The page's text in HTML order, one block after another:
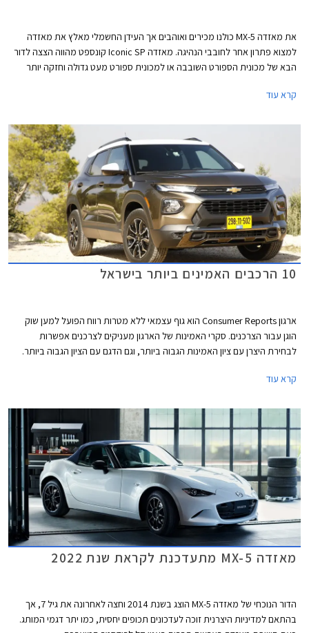
את מאזדה MX-5 כולנו מכירים ואוהבים אך העידן החשמלי מאלץ את מאזדה
למצוא פתרון אחר לחובבי הנהיגה. מאזדה Iconic SP קונספט מהווה הצצה לדור
הבא של מכונית הספורט השובבה או למכונית ספורט מעט גדולה וחזקה יותר
קרא עוד
10 הרכבים האמינים ביותר בישראל
ארגון Consumer Reports הוא גוף עצמאי ללא מטרות רווח הפועל למען שוק
הוגן עבור הצרכנים. סקרי האמינות של הארגון מעניקים לצרכנים אפשרות
לבחירת היצרן עם ציון האמינות הגבוה ביותר, וגם הדגם עם הציון הגבוה ביותר.
עבורכם את הדגמים שקיבלו את הציון הגבוה ביותר ונמכרים גם בישראל.
קרא עוד
מאזדה MX-5 מתעדכנת לקראת שנת 2022
הדור הנוכחי של מאזדה MX-5 הוצג בשנת 2014 וחצה לאחרונה את גיל 7, אך
בהתאם למדיניות היצרנית זוכה לעדכונים תכופים יחסית, כמו יתר דגמי המותג.